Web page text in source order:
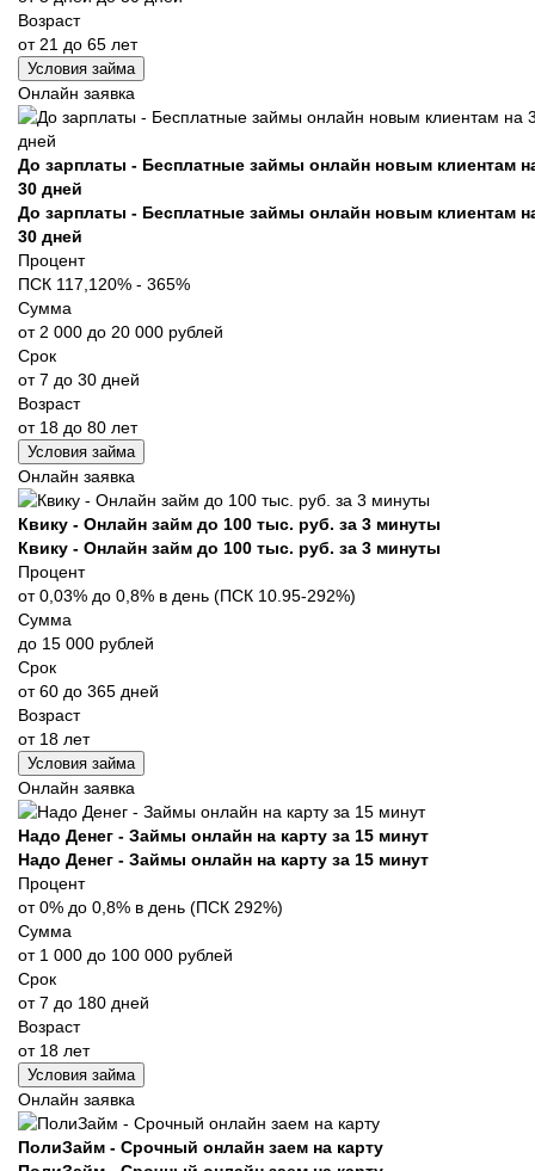
Возраст
от 21 до 65 лет
Условия займа
Онлайн заявка
До зарплаты - Бесплатные займы онлайн новым клиентам
30 дней
До зарплаты - Бесплатные займы онлайн новым клиентам
30 дней
Процент
ПСК 117,120% - 365%
Сумма
от 2 000 до 20 000 рублей
Срок
от 7 до 30 дней
Возраст
от 18 до 80 лет
Условия займа
Онлайн заявка
Квику - Онлайн займ до 100 тыс. руб. за 3 минуты
Квику - Онлайн займ до 100 тыс. руб. за 3 минуты
Процент
от 0,03% до 0,8% в день (ПСК 10.95-292%)
Сумма
до 15 000 рублей
Срок
от 60 до 365 дней
Возраст
от 18 лет
Условия займа
Онлайн заявка
Надо Денег - Займы онлайн на карту за 15 минут
Надо Денег - Займы онлайн на карту за 15 минут
Процент
от 0% до 0,8% в день (ПСК 292%)
Сумма
от 1 000 до 100 000 рублей
Срок
от 7 до 180 дней
Возраст
от 18 лет
Условия займа
Онлайн заявка
ПолиЗайм - Срочный онлайн заем на карту